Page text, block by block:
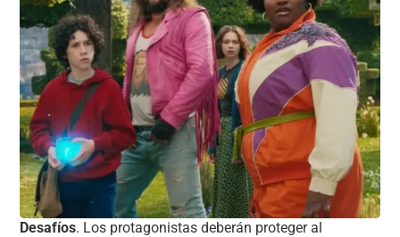
Desafíos. Los protagonistas deberán proteger al